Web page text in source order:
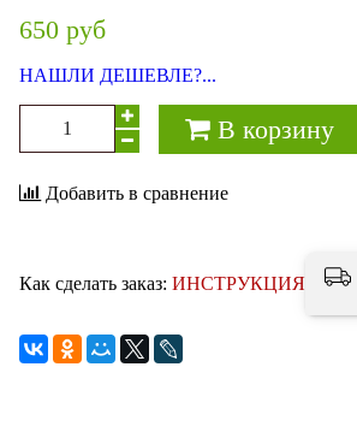
650 руб
НАШЛИ ДЕШЕВЛЕ?...
В корзину
Добавить в сравнение
Как сделать заказ: ИНСТРУКЦИЯ